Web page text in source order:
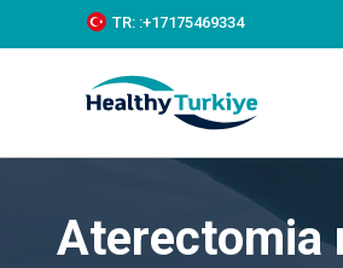
k
c
TR: :+‪17175469334‬
Aterectomia